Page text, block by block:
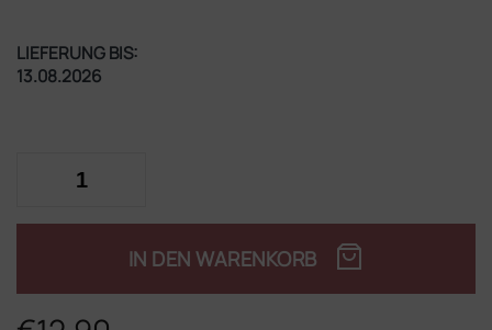
LIEFERUNG BIS:
13.08.2026
IN DEN WARENKORB